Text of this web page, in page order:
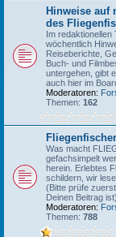
Hinweise auf
des
Im
wöchentlich
Reiseberichte,
Buch- und
untergehen, gibt
auch hier im
Moderatoren:
Themen: 162
Was macht
gefachsimpelt
herein. Erlebtes
schildern, wir
(Bitte prüfe
Deinen Beitrag ist).
Moderatoren:
Themen: 788